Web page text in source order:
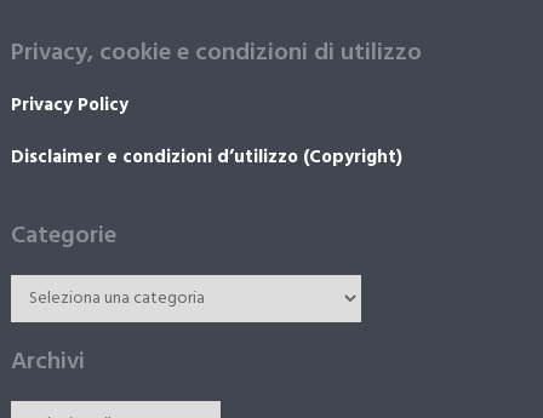
Privacy, cookie e condizioni di utilizzo
Privacy Policy
Disclaimer e condizioni d’utilizzo (Copyright)
Categorie
Archivi